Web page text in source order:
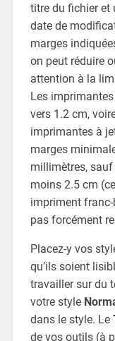
titre du fichier et
date de
marges
on peut réduire
attention à la
Les
vers 1.2 cm,
imprimantes à
marges
millimètres,
moins 2.5 cm
impriment franc-
pas forcément
Placez-y vos
qu’ils soient
travailler sur du
votre style
dans le style. Le
de vos outils (à